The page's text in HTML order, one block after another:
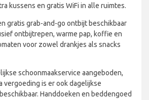
kussens en gratis WiFi in alle ruimtes.
gratis grab-and-go ontbijt beschikbaar
ontbijtrepen, warme pap, koffie en
voor zowel drankjes als snacks
schoonmaakservice aangeboden,
vergoeding is er ook dagelijkse
Handdoeken en beddengoed